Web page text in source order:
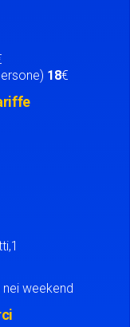
18€
weekend